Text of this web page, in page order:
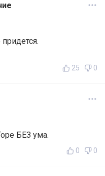
25 0
БЕЗ ума.
0 0